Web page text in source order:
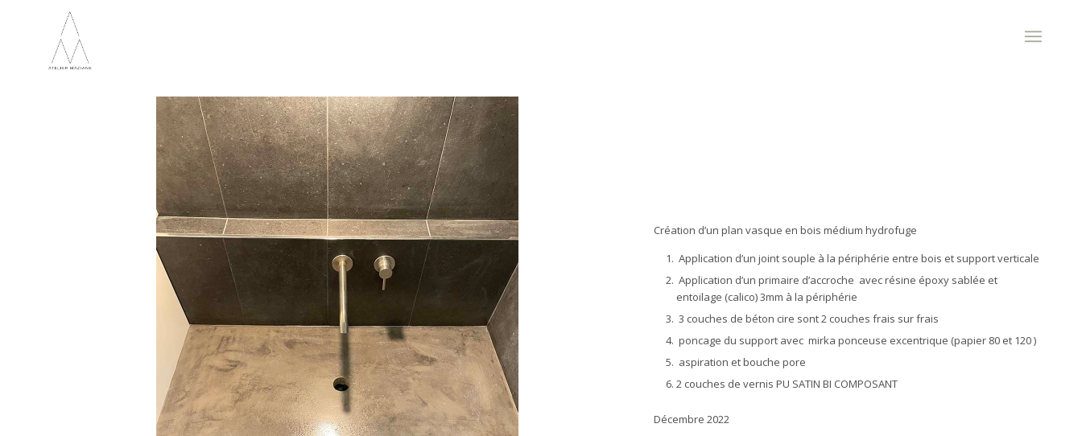
Création d’un plan vasque en bois médium hydrofuge
Application d’un joint souple à la périphérie entre bois et support verticale
Application d’un primaire d’accroche avec résine époxy sablée et
entoilage (calico) 3mm à la périphérie
3 couches de béton cire sont 2 couches frais sur frais
poncage du support avec mirka ponceuse excentrique (papier 80 et 120 )
aspiration et bouche pore
2 couches de vernis PU SATIN BI COMPOSANT
Décembre 2022